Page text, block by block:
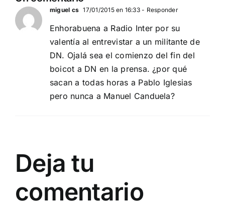
miguel cs 17/01/2015 en 16:33- Responder
Enhorabuena a Radio Inter por su
valentía al entrevistar a un militante de
DN. Ojalá sea el comienzo del fin del
boicot a DN en la prensa. ¿por qué
sacan a todas horas a Pablo Iglesias
pero nunca a Manuel Canduela?
Deja tu
comentario